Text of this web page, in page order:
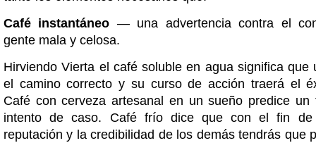
Café instantáneo — una advertencia contra el
gente mala y celosa.
Hirviendo Vierta el café soluble en agua significa que
el camino correcto y su curso de acción traerá el
Café con cerveza artesanal en un sueño predice un
intento de caso. Café frío dice que con el fin de
reputación y la credibilidad de los demás tendrás que